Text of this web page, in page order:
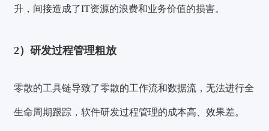
升，间接造成了IT资源的浪费和业务价值的损害。
2）研发过程管理粗放
零散的工具链导致了零散的工作流和数据流，无法进行全
生命周期跟踪，软件研发过程管理的成本高、效果差。